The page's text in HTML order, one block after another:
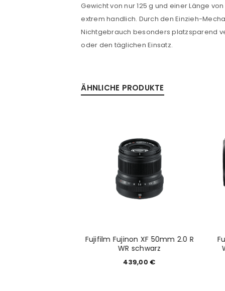
Gewicht von nur 125 g und einer Länge
extrem handlich. Durch den Einzieh-
Nichtgebrauch besonders platzsparend
oder den täglichen Einsatz.
ÄHNLICHE PRODUKTE
Fujifilm Fujinon XF 50mm 2.0 R
WR schwarz
439,00€